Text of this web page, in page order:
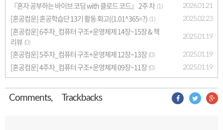
『혼자 공부하는 바이브 코딩 with 클로드 코드』 2주 차 (1) 2026.01.21
[혼공컴운] 혼공학습단 13기 활동 회고((1.01^365=?) (1) 2025.02.23
[혼공컴운] 6주차_컴퓨터 구조+운영체제 14장~15장 & 책
리뷰 (0)
2025.01.19
[혼공컴운] 5주차_컴퓨터 구조+운영체제 12장~13장 (0) 2025.01.19
[혼공컴운] 4주차_컴퓨터 구조+운영체제 09장~11장 (0) 2025.01.19
Comments, Trackbacks